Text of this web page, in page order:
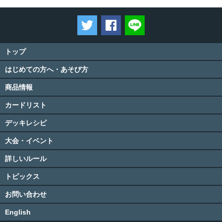
ツイートするFacebookでシェアする
トップ
はじめての方へ・あそび方
商品情報
カードリスト
デッキレシピ
大会・イベント
詳しいルール
トピックス
お問い合わせ
English